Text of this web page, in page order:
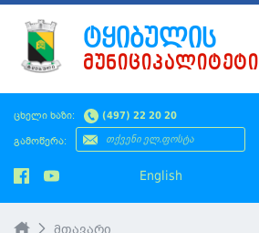
ცხელი ხაზი: (497) 22 20 20
გამოწერა:
English
ᲢᲧᲘᲑᲣᲚᲘᲡ
ᲛᲣᲜᲘᲪᲘᲞᲐᲚᲘᲢᲔᲢᲘ
ᲢᲧᲘᲑᲣᲚᲘ
ᲡᲐᲙᲠᲔᲑᲣᲚᲝ
ᲛᲝᲥᲐᲚᲐᲥᲔᲡ